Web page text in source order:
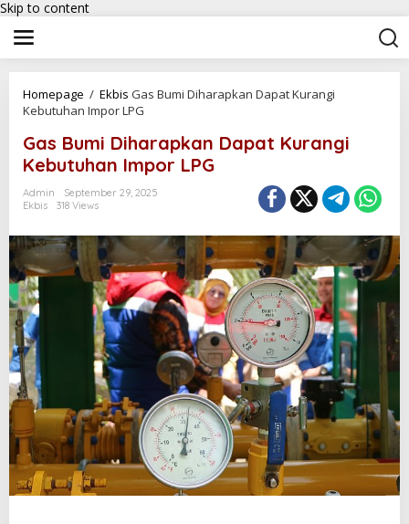
Skip to content
Homepage / Ekbis Gas Bumi Diharapkan Dapat Kurangi
Kebutuhan Impor LPG
Gas Bumi Diharapkan Dapat Kurangi
Kebutuhan Impor LPG
Admin
September 29, 2025
Ekbis
318 Views